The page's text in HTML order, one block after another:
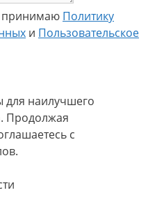
принимаю Политику
и Пользовательское
наилучшего
Продолжая
с